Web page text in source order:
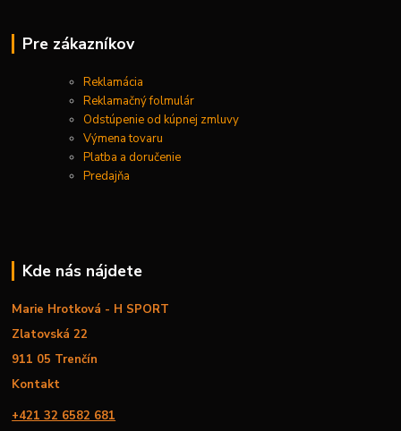
Pre zákazníkov
Reklamácia
Reklamačný folmulár
Odstúpenie od kúpnej zmluvy
Výmena tovaru
Platba a doručenie
Predajňa
Kde nás nájdete
Marie Hrotková - H SPORT
Zlatovská 22
911 05 Trenčín
Kontakt
+421 32 6582 681